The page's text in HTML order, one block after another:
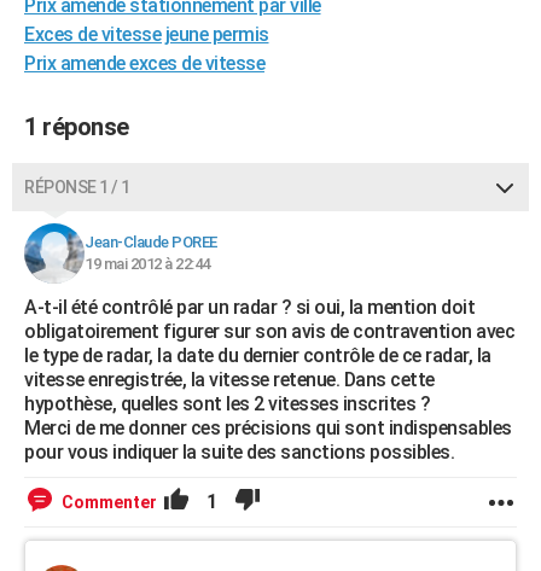
BONS PLANS
Carte de Noël
Carte Bonne année
Carte Saint-Valentin
Carte Pâques
Carte d'anniversaire
DICTIONNAIRE
Dictionnaire
Biographies
Citations
Expressions
Proverbes
PROGRAMME TV
COPAINS D'AVANT
S'inscrire
Se connecter
Lycées
Collèges
Primaires
Universités
Entreprises
Service militaire
Avis de recherche
FORUM
Bricolage
Lifestyle
Culture
Sport
Auto
Television
Voyage
Cinema
Prix amende stationnement par ville
Exces de vitesse jeune permis
Prix amende exces de vitesse
1 réponse
RÉPONSE 1 / 1
Jean-Claude POREE
19 mai 2012 à 22:44
A-t-il été contrôlé par un radar ? si oui, la mention doit
obligatoirement figurer sur son avis de contravention avec
le type de radar, la date du dernier contrôle de ce radar, la
vitesse enregistrée, la vitesse retenue. Dans cette
hypothèse, quelles sont les 2 vitesses inscrites ?
Merci de me donner ces précisions qui sont indispensables
pour vous indiquer la suite des sanctions possibles.
Commenter 1